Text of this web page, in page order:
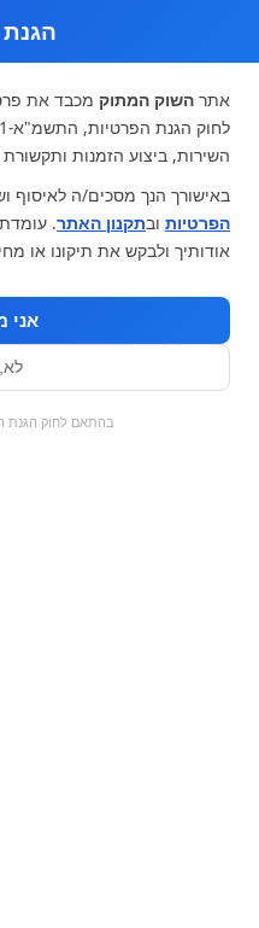
כל מבצעים
אתר השוק המתוק מכבד את
השירות, ביצוע הזמנות
באישורך הנך מסכים/ה לאיסוף
הפרטיות ובתקנון האתר.
אודותיך ולבקש את תיקונו או
אני
בהתאם לחוק הגנת